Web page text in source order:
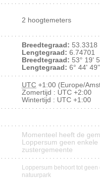
2 hoogtemeters
Breedtegraad: 53.3318
Lengtegraad: 6.74701
Breedtegraad: 53° 19'
Lengtegraad: 6° 44'
UTC +1:00 (Europe/
Zomertijd : UTC +2:00
Wintertijd : UTC +1:00
Momenteel heeft de
Loppersum geen enkele
zustergemeente
Loppersum behoort tot geen
natuurpark